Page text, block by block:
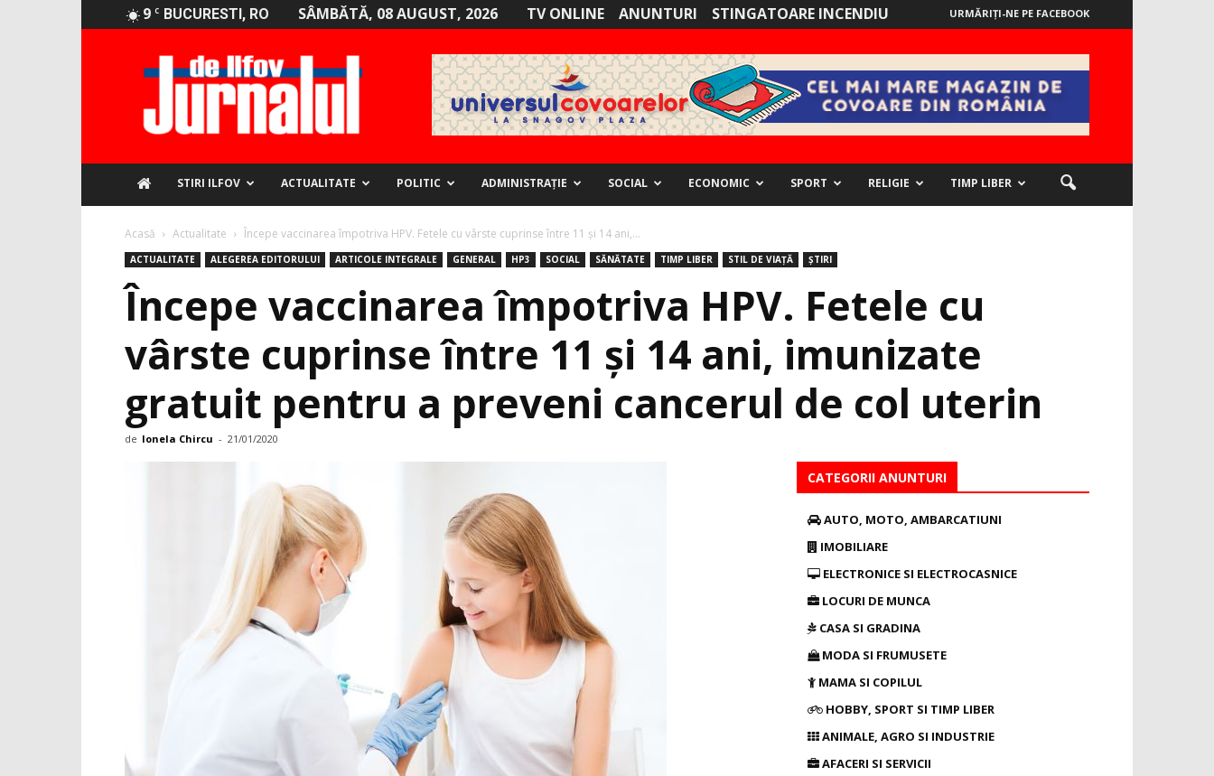
9 C BUCURESTI, RO SÂMBĂTĂ, 08 AUGUST, 2026 TV ONLINE ANUNTURI STINGATOARE INCENDIU URMĂRIȚI-NE PE FACEBOOK
STIRI ILFOV ACTUALITATE POLITIC ADMINISTRAȚIE SOCIAL ECONOMIC SPORT RELIGIE TIMP LIBER
Acasă Actualitate Începe vaccinarea împotriva HPV. Fetele cu vârste cuprinse între 11 și 14 ani,...
ACTUALITATE ALEGEREA EDITORULUI ARTICOLE INTEGRALE GENERAL HP3 SOCIAL SĂNĂTATE TIMP LIBER STIL DE VIAȚĂ ȘTIRI
Începe vaccinarea împotriva HPV. Fetele cu
vârste cuprinse între 11 și 14 ani, imunizate
gratuit pentru a preveni cancerul de col uterin
de Ionela Chircu - 21/01/2020
CATEGORII ANUNTURI
AUTO, MOTO, AMBARCATIUNI
IMOBILIARE
ELECTRONICE SI ELECTROCASNICE
LOCURI DE MUNCA
CASA SI GRADINA
MODA SI FRUMUSETE
MAMA SI COPILUL
HOBBY, SPORT SI TIMP LIBER
ANIMALE, AGRO SI INDUSTRIE
AFACERI SI SERVICII